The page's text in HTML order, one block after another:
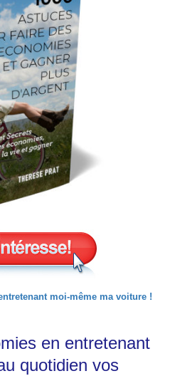
moi-même ma voiture !
en entretenant
quotidien vos